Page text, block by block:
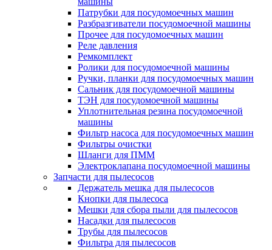
Патрубки для посудомоечных машин
Разбразгиватели посудомоечной машины
Прочее для посудомоечных машин
Реле давления
Ремкомплект
Ролики для посудомоечной машины
Ручки, планки для посудомоечных машин
Сальник для посудомоечной машины
ТЭН для посудомоечной машины
Уплотнительная резина посудомоечной
машины
Фильтр насоса для посудомоечных машин
Фильтры очистки
Шланги для ПММ
Электроклапана посудомоечной машины
Запчасти для пылесосов
Держатель мешка для пылесосов
Кнопки для пылесоса
Мешки для сбора пыли для пылесосов
Насадки для пылесосов
Трубы для пылесосов
Фильтра для пылесосов